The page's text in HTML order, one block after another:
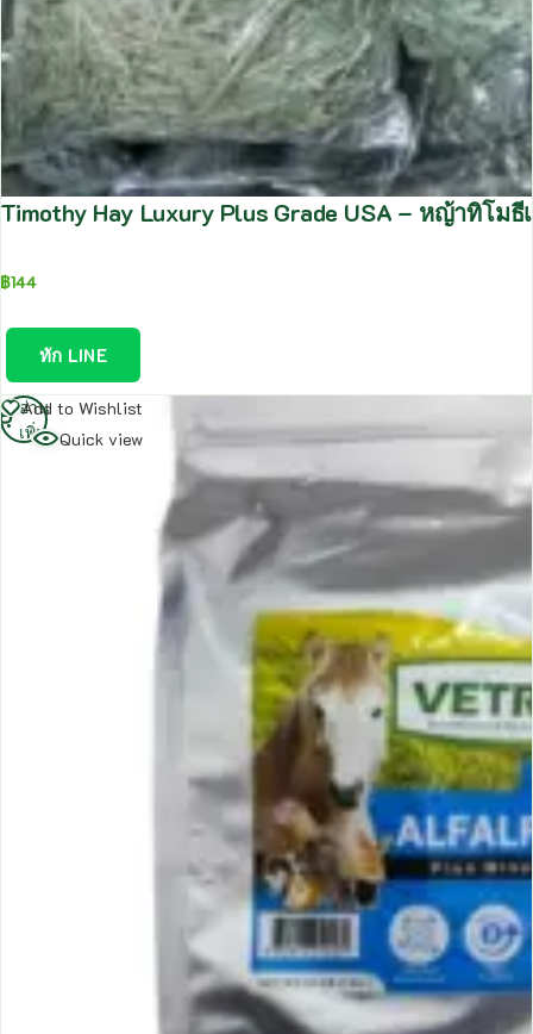
Timothy Hay Luxury Plus Grade USA – หญ้าทิโม
฿144
ทัก LINE
Add to Wishlist
Quick view
อ่าน
เพิ่ม